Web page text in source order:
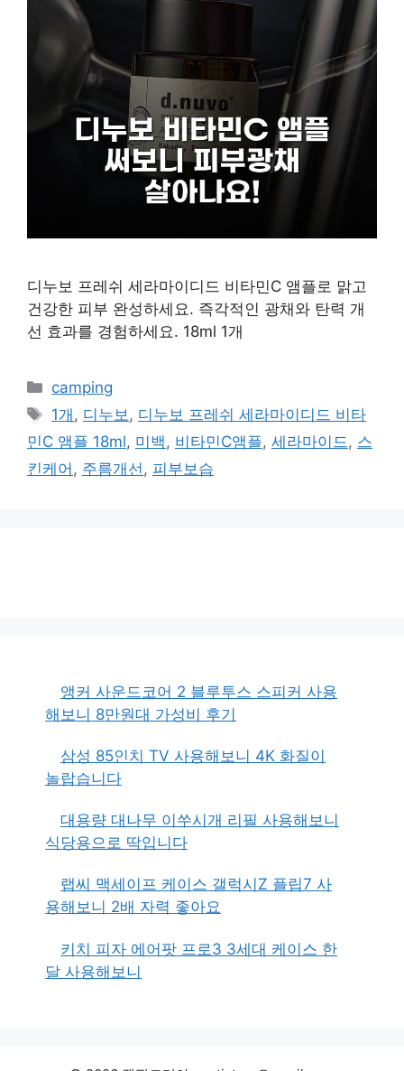
디누보 프레쉬 세라마이디드 비타민C 앰플로 맑고
건강한 피부 완성하세요. 즉각적인 광채와 탄력 개
선 효과를 경험하세요. 18ml 1개
카
테
리
camping
태
그
1개 , 디누보 , 디누보 프레쉬 세라마이디드 비타
민C 앰플 18ml, 미백 , 비타민C앰플, 세라마이드 , 스
킨케어 , 주름개선 , 피부보습
앵커 사운드코어 2 블루투스 스피커 사용
해보니 8만원대 가성비 후기
삼성 85인치 TV 사용해보니 4K 화질이
놀랍습니다
대용량 대나무 이쑤시개 리필 사용해보니
식당용으로 딱입니다
랩씨 맥세이프 케이스 갤럭시Z 플립7 사
용해보니 2배 자력 좋아요
키치 피자 에어팟 프로3 3세대 케이스 한
달 사용해보니